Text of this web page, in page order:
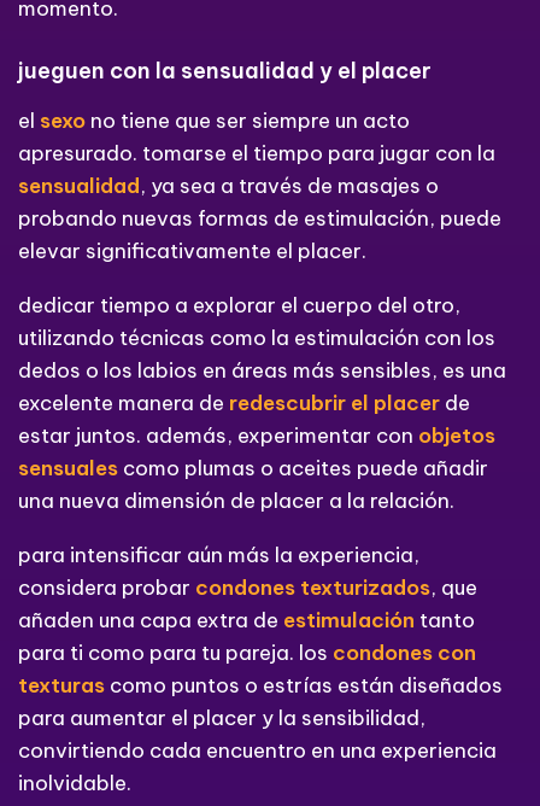
momento.
jueguen con la sensualidad y el placer
el sexo no tiene que ser siempre un acto
apresurado. tomarse el tiempo para jugar con la
sensualidad, ya sea a través de masajes o
probando nuevas formas de estimulación, puede
elevar significativamente el placer.
dedicar tiempo a explorar el cuerpo del otro,
utilizando técnicas como la estimulación con los
dedos o los labios en áreas más sensibles, es una
excelente manera de redescubrir el placer de
estar juntos. además, experimentar con objetos
sensuales como plumas o aceites puede añadir
una nueva dimensión de placer a la relación.
para intensificar aún más la experiencia,
considera probar condones texturizados, que
añaden una capa extra de estimulación tanto
para ti como para tu pareja. los condones con
texturas como puntos o estrías están diseñados
para aumentar el placer y la sensibilidad,
convirtiendo cada encuentro en una experiencia
inolvidable.